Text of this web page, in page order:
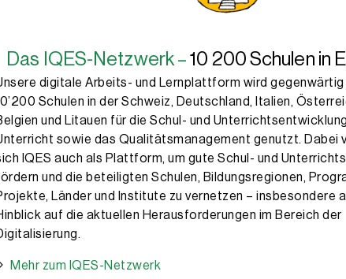
Das IQES-Netzwerk – 10 200 Schulen in
digitale Arbeits- und Lernplatt­form wird gegenwärtig
Schulen in der Schweiz, Deutschland, Italien,
und Litauen für die Schul- und
sowie das Qualitätsmanagement genutzt. Dabei
IQES auch als Plattform, um gute Schul- und
und die beteiligten Schulen, Bildungsregionen,
Länder und Institute zu vernetzen – insbesondere
auf die aktuellen Herausforderungen im Bereich der
Mehr zum IQES-Netzwerk